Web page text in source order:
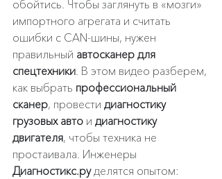
обойтись. Чтобы заглянуть в «мозги»
импортного агрегата и считать
ошибки с CAN-шины, нужен
правильный автосканер для
спецтехники. В этом видео разберем,
как выбрать профессиональный
сканер, провести диагностику
грузовых авто и диагностику
двигателя, чтобы техника не
простаивала. Инженеры
Диагностикс.ру делятся опытом: